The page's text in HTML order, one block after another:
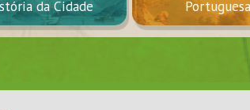
da Cidade Portuguesa